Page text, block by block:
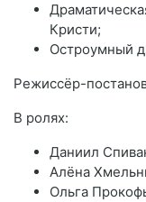
Кристи;
Остроумный
Режиссёр-
В ролях:
Даниил
Алёна
Ольга